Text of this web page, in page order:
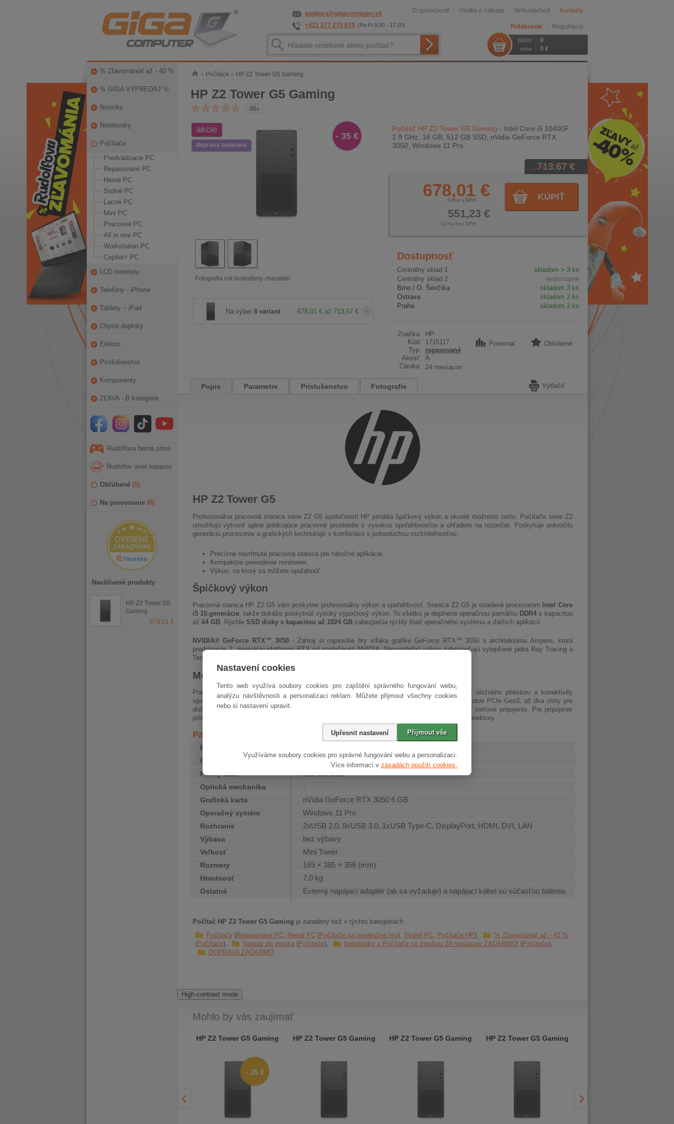
Nastavení cookies
Tento web využívá soubory cookies pro zajištění správného fungování webu,
analýzu návštěvnosti a personalizaci reklam. Můžete přijmout všechny cookies
nebo si nastavení upravit.
Přijmout vše
Upřesnit nastavení
Využíváme soubory cookies pro správné fungování webu a personalizaci.
Více informací v zásadách použití cookies.
podpora@gigacomputer.sk
+421 277 270 070 (Po-Pi 9.00 - 17.00)
O spoločnosti Všetko o nákupe Veľkoobchod Kontakty
Prihlásenie Registrácia
počet 0
cena 0 €
% Zľavománia! až - 40 %
% GIGA VÝPREDAJ %
Novinky
Notebooky
Počítače
Predvádzacie PC
Repasované PC
Herné PC
Stolné PC
Lacné PC
Mini PC
Pracovné PC
All in one PC
Workstation PC
Copilot+ PC
LCD monitory
Telefóny - iPhone
Tablety – iPad
Chytré doplnky
Elektro
Príslušenstvo
Komponenty
ZĽAVA - B kategórie
Rudolfova herná zóna
Rudolfov svet repasov
Obľúbené (0)
Na porovnanie (0)
Navštívené produkty
HP Z2 Tower G5
Gaming
678,01 €
» Počítače » HP Z2 Tower G5 Gaming
HP Z2 Tower G5 Gaming
98x
Počítač HP Z2 Tower G5 Gaming - Intel Core i5 10400F
2.9 GHz, 16 GB, 512 GB SSD, nVidia GeForce RTX
3050, Windows 11 Pro
713,67 €
KÚPIŤ
678,01 €
Cena s DPH
551,23 €
Cena bez DPH
Dostupnosť
Centrálny sklad 1
skladom > 3 ks
Centrálny sklad 2
nedostupné
Brno / O. Ševčíka
skladom 3 ks
Ostrava
skladom 2 ks
Praha
skladom 2 ks
Značka:
HP
Kód:
1715117
Typ:
repasované
Akosť: A
Záruka:
24 mesiacov
Porovnať Obľúbené
akcie
doprava zadarmo
- 35 €
Fotografia má ilustratívny charakter.
Na výber 8 variant 678,01 € až 713,67 €
Popis Parametre Príslušenstvo Fotografie Vytlačiť
HP Z2 Tower G5
Profesionálna pracovná stanica série Z2 G5 spoločnosti HP prináša špičkový výkon a skvelé možnosti rastu. Počítače série Z2
umožňujú vytvoriť úplne pohlcujúce pracovné prostredie s vysokou spoľahlivosťou a ohľadom na rozpočet. Poskytuje pokročilú
generáciu procesorov a grafických technológií v kombinácii s jednoduchou rozšíriteľnosťou.
Precízne navrhnutá pracovná stanica pre náročné aplikácie.
Kompaktné prevedenie minitower.
Výkon, na ktorý sa môžete spoľahnúť.
Špičkový výkon
Pracovná stanica HP Z2 G5 vám poskytne profesionálny výkon a spoľahlivosť. Stanica Z2 G5 je osadená procesorom
Intel Core
i5 10.generácie, takže dokáže poskytnúť vysoký výpočtový výkon. To všetko je doplnené operačnou pamäťou DDR4s kapacitou
až 64 GB. RýchleSSD disky s kapacitou až 1024 GBzabezpečia rýchly štart operačného systému a ďalších aplikácií.
NVIDIA® GeForce RTX™ 3050 - Zahraj si najnovšie hry vďaka grafike GeForce RTX™ 3050 s architektúrou Ampere, ktorá
predstavuje 2. generáciu platformy RTX od spoločnosti NVIDIA. Neuveriteľný výkon zabezpečujú vylepšené jadra Ray Tracing a
Tensor, nové streamovacie multiprocesory a vysokorýchlostná pamäť G6.
Možnosti doplnenia konfigurácie
Pracovná stanica HP Z2 G5 poskytuje jednoduchú rozšíriteľnosť, aby ste mohli pridať viac úložného priestoru a konektivity
spoločne s rastom vášho podnikania. Jednoduché rozšírenie vám umožní dostatok voľných slotov PCIe Gen3, až dva sloty pre
disky M.2 PCIe NVMe. Medzi výbavou nesmie chýbať zvuková karta a Gigabit Ethernet pre sieťové pripojenie. Pre pripojenie
príslušenstva určite využijete dostatok portov USB (2x 2.0 a 6x 3.0/3.1/3.2 Gen 1) a zvukové konektory.
Parametre a špecifikácie
Procesor
Operačná pamäť 16 GB DDR4
Pevný disk 512 GB SSD
Optická mechanika -
Grafická karta nVidia GeForce RTX 3050 6 GB
Operačný systém Windows 11 Pro
Rozhranie 2xUSB 2.0, 8xUSB 3.0, 1xUSB Type-C, DisplayPort, HDMI, DVI, LAN
Výbava bez výbavy
Veľkosť Mini Tower
Rozmery 169 × 385 × 356 (mm)
Hmotnosť 7.0 kg
Ostatné Externý napájací adaptér (ak sa vyžaduje) a napájací kábel sú súčasťou balenia.
Počítač HP Z2 Tower G5 Gaming je zaradený tiež v týchto kategóriách:
Počítače Repasované PC Herné PC Počítače na nenáročné hry Stolné PC Počítače HP
% Zľavománia! až - 40 %
Počítače
Naspäť do vrecka Počítače Notebooky a Počítače so zárukou 24 mesiacov ZADARMO! Počítače
DOPRAVA ZADARMO
High-contrast mode
Mohlo by vás zaujímať
HP Z2 Tower G5 Gaming
- 35 €
HP Z2 Tower G5 Gaming HP Z2 Tower G5 Gaming HP Z2 Tower G5 Gaming